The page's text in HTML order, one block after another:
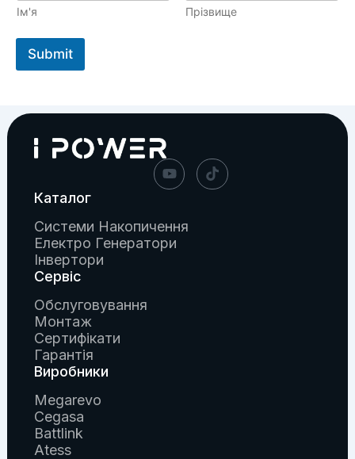
Ім'я Прізвище
Submit
Каталог
Системи Накопичення
Електро Генератори
Інвертори
Сервіс
Обслуговування
Монтаж
Сертифікати
Гарантія
Виробники
Megarevo
Cegasa
Battlink
Atess